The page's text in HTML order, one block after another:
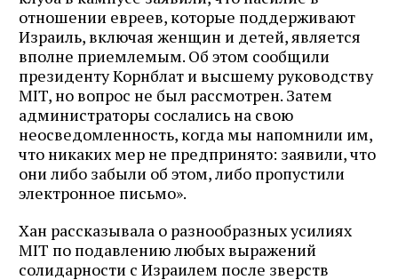
отношении евреев, которые поддерживают
Израиль, включая женщин и детей, является
вполне приемлемым. Об этом сообщили
президенту Корнблат и ​​высшему руководству
MIT, но вопрос не был рассмотрен. Затем
администраторы сослались на свою
неосведомленность, когда мы напомнили им,
что никаких мер не предпринято: заявили, что
они либо забыли об этом, либо пропустили
электронное письмо».
Хан рассказывала о разнообразных усилиях
MIT по подавлению любых выражений
солидарности с Израилем после зверств